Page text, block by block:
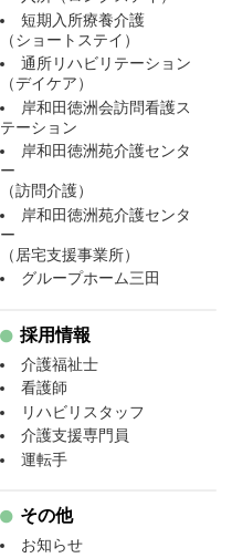
短期入所療養介護
（ショートステイ）
通所リハビリテーション
（デイケア）
岸和田徳洲会訪問看護ス
テーション
岸和田徳洲苑介護センタ
ー
（訪問介護）
岸和田徳洲苑介護センタ
ー
（居宅支援事業所）
グループホーム三田
採用情報
介護福祉士
看護師
リハビリスタッフ
介護支援専門員
運転手
その他
お知らせ